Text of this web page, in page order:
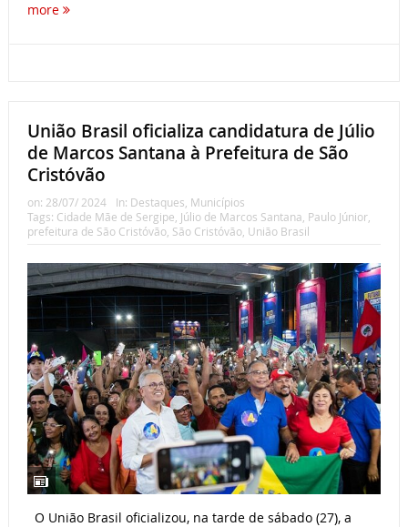
more
União Brasil oficializa candidatura de Júlio
de Marcos Santana à Prefeitura de São
Cristóvão
on: 28/07/ 2024 In: Destaques, Municípios
Tags: Cidade Mãe de Sergipe, Júlio de Marcos Santana, Paulo Júnior,
prefeitura de São Cristóvão, São Cristóvão, União Brasil
O União Brasil oficializou, na tarde de sábado (27), a